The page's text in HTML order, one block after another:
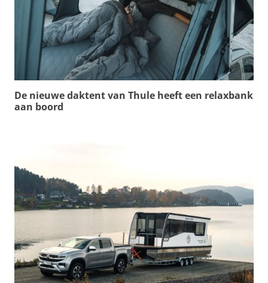
De nieuwe daktent van Thule heeft een relaxbank
aan boord